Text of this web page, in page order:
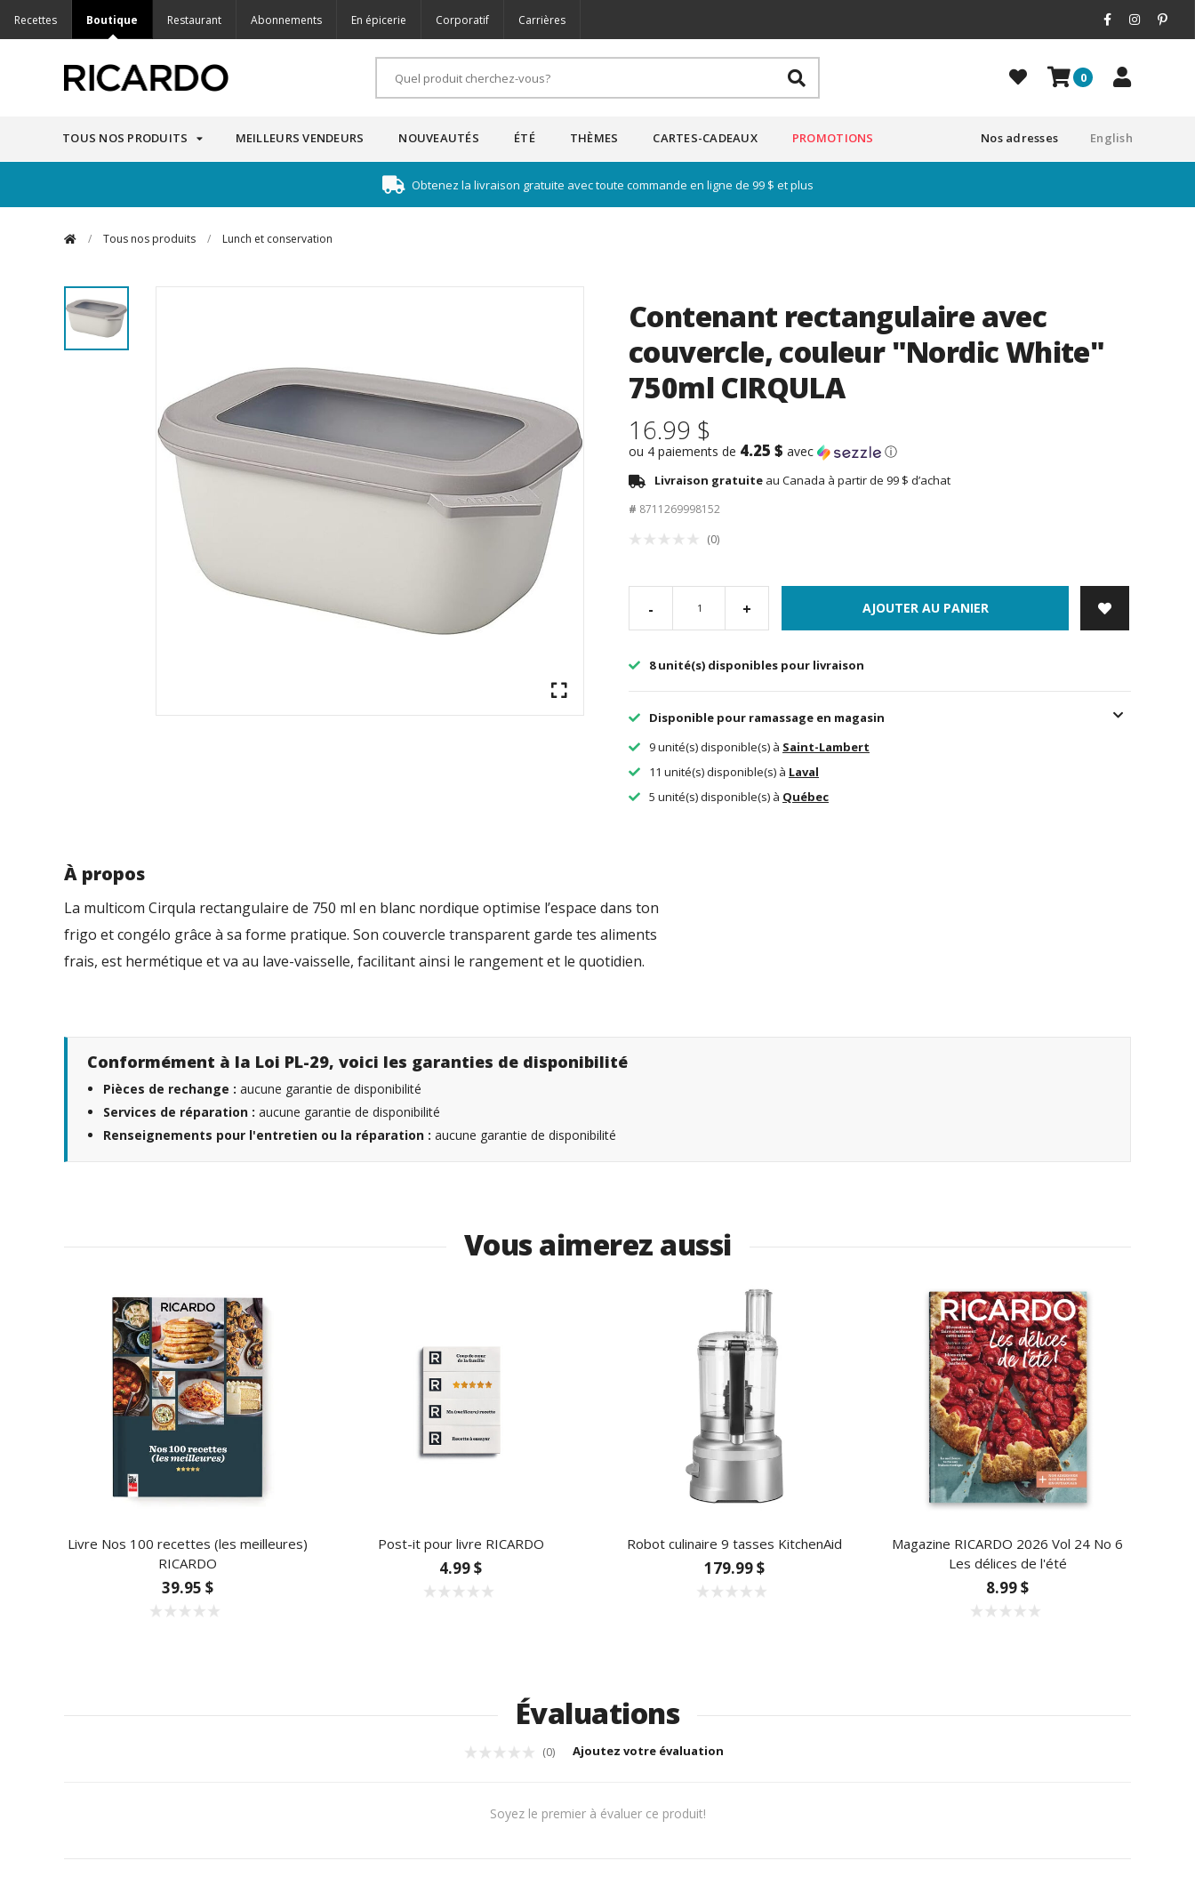
Recettes Boutique Restaurant Abonnements En épicerie Corporatif Carrières
0
TOUS NOS PRODUITS MEILLEURS VENDEURS NOUVEAUTÉS ÉTÉ THÈMES CARTES-CADEAUX PROMOTIONS English
Nos adresses
Obtenez la livraison gratuite avec toute commande en ligne de 99 $ et plus
/ Tous nos produits / Lunch et conservation
Contenant rectangulaire avec
couvercle, couleur "Nordic White"
750ml CIRQULA
16.99 $
ou 4 paiements de 4.25 $ avec ⓘ
Livraison gratuite au Canada à partir de 99 $ d’achat
# 8711269998152
(0)
- + AJOUTER AU PANIER
8 unité(s) disponibles pour livraison
Disponible pour ramassage en magasin
9 unité(s) disponible(s) à Saint-Lambert
11 unité(s) disponible(s) à Laval
5 unité(s) disponible(s) à Québec
À propos
La multicom Cirqula rectangulaire de 750 ml en blanc nordique optimise l’espace dans ton
frigo et congélo grâce à sa forme pratique. Son couvercle transparent garde tes aliments
frais, est hermétique et va au lave-vaisselle, facilitant ainsi le rangement et le quotidien.
Conformément à la Loi PL-29, voici les garanties de disponibilité
Pièces de rechange : aucune garantie de disponibilité
Services de réparation : aucune garantie de disponibilité
Renseignements pour l'entretien ou la réparation : aucune garantie de disponibilité
Vous aimerez aussi
Livre Nos 100 recettes (les meilleures)
RICARDO
39.95 $
Post-it pour livre RICARDO
4.99 $
Robot culinaire 9 tasses KitchenAid
179.99 $
Magazine RICARDO 2026 Vol 24 No 6
Les délices de l'été
8.99 $
Évaluations
(0) Ajoutez votre évaluation
Soyez le premier à évaluer ce produit!